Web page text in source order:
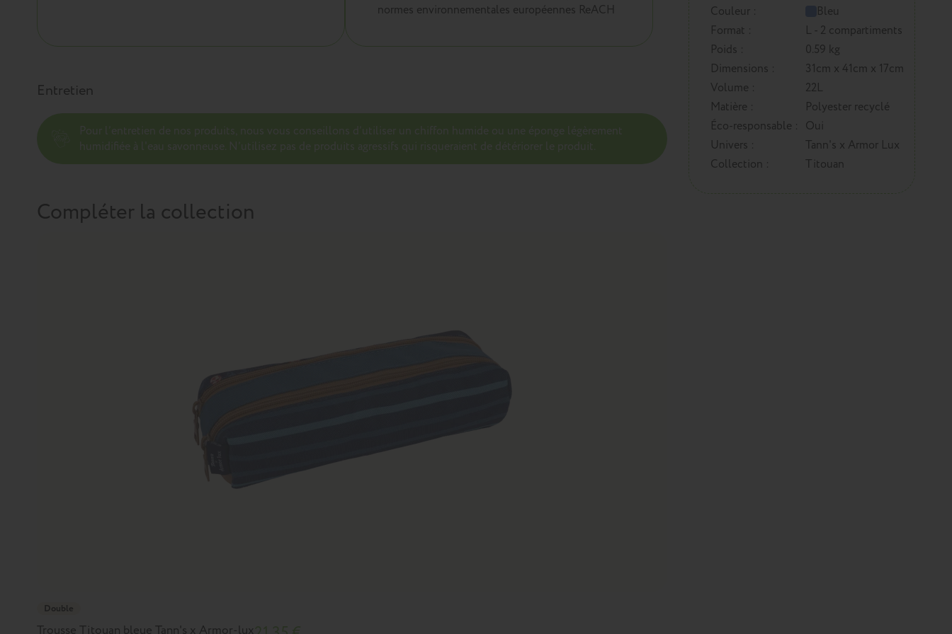
Couleur :
Bleu
Format :
L - 2 compartiments
Poids :
0.59 kg
Dimensions :
31cm x 41cm x 17cm
Volume :
22L
Matière :
Polyester recyclé
Éco-responsable : Oui
Univers :
Tann's x Armor Lux
Collection :
Titouan
normes environnementales européennes ReACH
Entretien
Compléter la collection
Double
Trousse Titouan bleue Tann's x Armor-lux